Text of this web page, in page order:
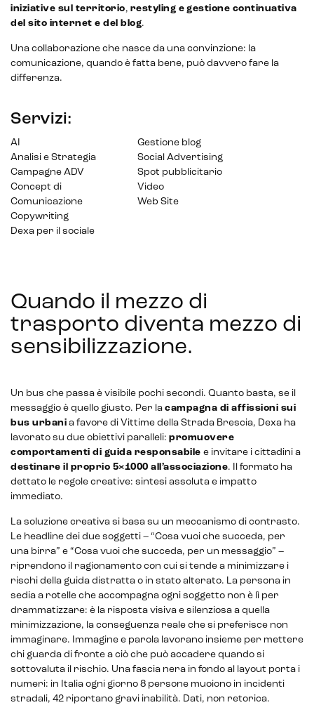
iniziative sul territorio, restyling e gestione continuativa
del sito internet e del blog.
Una collaborazione che nasce da una convinzione: la
comunicazione, quando è fatta bene, può davvero fare la
differenza.
Servizi:
AI
Analisi e Strategia
Campagne ADV
Concept di
Comunicazione
Copywriting
Dexa per il sociale
Gestione blog
Social Advertising
Spot pubblicitario
Video
Web Site
Quando il mezzo di
trasporto diventa mezzo di
sensibilizzazione.
Un bus che passa è visibile pochi secondi. Quanto basta, se il
messaggio è quello giusto. Per la campagna di affissioni sui
bus urbani a favore di Vittime della Strada Brescia, Dexa ha
lavorato su due obiettivi paralleli: promuovere
comportamenti di guida responsabile e invitare i cittadini a
destinare il proprio 5×1000 all’associazione. Il formato ha
dettato le regole creative: sintesi assoluta e impatto
immediato.
La soluzione creativa si basa su un meccanismo di contrasto.
Le headline dei due soggetti – “Cosa vuoi che succeda, per
una birra” e “Cosa vuoi che succeda, per un messaggio” –
riprendono il ragionamento con cui si tende a minimizzare i
rischi della guida distratta o in stato alterato. La persona in
sedia a rotelle che accompagna ogni soggetto non è lì per
drammatizzare: è la risposta visiva e silenziosa a quella
minimizzazione, la conseguenza reale che si preferisce non
immaginare. Immagine e parola lavorano insieme per mettere
chi guarda di fronte a ciò che può accadere quando si
sottovaluta il rischio. Una fascia nera in fondo al layout porta i
numeri: in Italia ogni giorno 8 persone muoiono in incidenti
stradali, 42 riportano gravi inabilità. Dati, non retorica.